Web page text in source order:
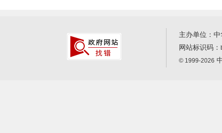
主办单位：
网站标识码：
© 1999-2026